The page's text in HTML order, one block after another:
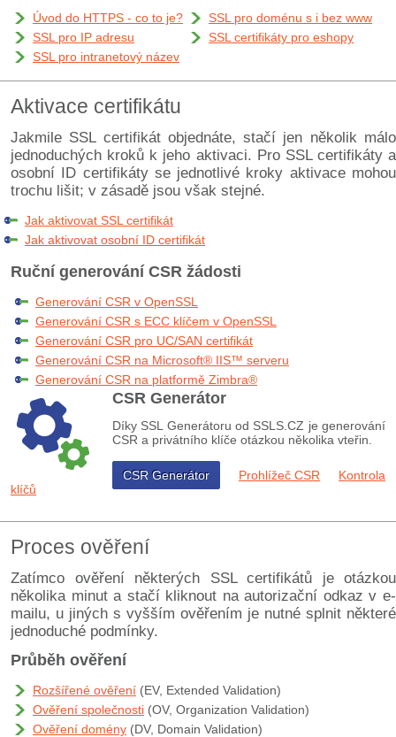
Úvod do HTTPS - co to je?
SSL pro IP adresu
SSL pro intranetový název
SSL pro doménu s i bez www
SSL certifikáty pro eshopy
Aktivace certifikátu
Jakmile SSL certifikát objednáte, stačí jen několik málo
jednoduchých kroků k jeho aktivaci. Pro SSL certifikáty a
osobní ID certifikáty se jednotlivé kroky aktivace mohou
trochu lišit; v zásadě jsou však stejné.
Jak aktivovat SSL certifikát
Jak aktivovat osobní ID certifikát
Ruční generování CSR žádosti
Generování CSR v OpenSSL
Generování CSR s ECC klíčem v OpenSSL
Generování CSR pro UC/SAN certifikát
Generování CSR na Microsoft® IIS™ serveru
Generování CSR na platformě Zimbra®
CSR Generátor
Díky SSL Generátoru od SSLS.CZ je generování
CSR a privátního klíče otázkou několika vteřin.
CSR Generátor Prohlížeč CSR
Kontrola
klíčů
Proces ověření
Zatímco ověření některých SSL certifikátů je otázkou
několika minut a stačí kliknout na autorizační odkaz v e-
mailu, u jiných s vyšším ověřením je nutné splnit některé
jednoduché podmínky.
Průběh ověření
Rozšířené ověření (EV, Extended Validation)
Ověření společnosti (OV, Organization Validation)
Ověření domény (DV, Domain Validation)